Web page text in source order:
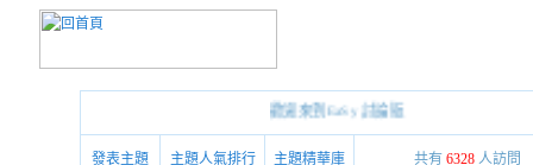
歡迎來到EaSy 討論版
發表主題 主題人氣排行 主題精華庫 共有 6328 人訪問